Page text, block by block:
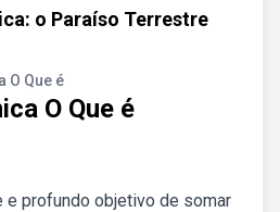
o Paraíso Terrestre
O Que é
O Que é
e profundo objetivo de somar